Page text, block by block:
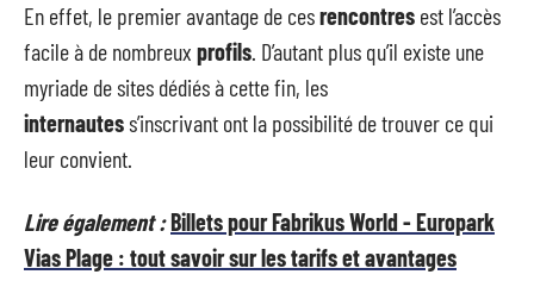
En effet, le premier avantage de cesrencontres est l’accès
facile à de nombreux profils. D’autant plus qu’il existe une
myriade de sites dédiés à cette fin, les
internautess’inscrivant ont la possibilité de trouver ce qui
leur convient.
Lire également :Billets pour Fabrikus World - Europark
Vias Plage : tout savoir sur les tarifs et avantages